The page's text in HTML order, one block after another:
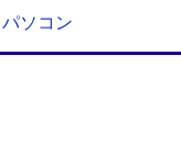
パソコン